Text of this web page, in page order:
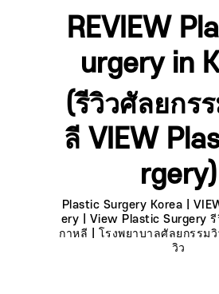
REVIEW
urgery in
(รีวิวศัลยกร
ลี VIEW
rgery)
Plastic Surgery Korea |
ery | View Plastic Surgery รี
กาหลี | โรงพยาบาลศัลยกรรม
วิว